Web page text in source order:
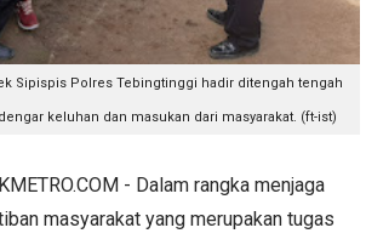
Sipispis Polres Tebingtinggi hadir ditengah tengah
keluhan dan masukan dari masyarakat. (ft-ist)
- Dalam rangka menjaga
masyarakat yang merupakan tugas